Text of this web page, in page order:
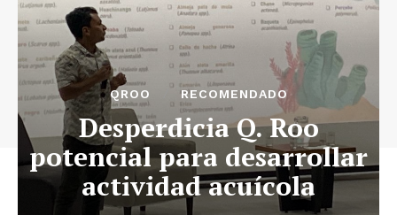
QROO RECOMENDADO
Desperdicia Q. Roo
potencial para desarrollar
actividad acuícola